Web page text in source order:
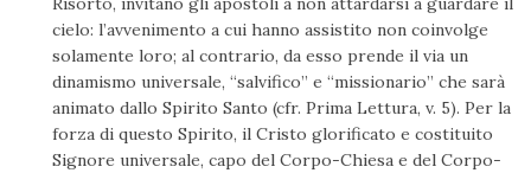
cielo: l’avvenimento a cui hanno assistito non coinvolge
solamente loro; al contrario, da esso prende il via un
dinamismo universale, “salvifico” e “missionario” che sarà
animato dallo Spirito Santo (cfr. Prima Lettura, v. 5). Per la
forza di questo Spirito, il Cristo glorificato e costituito
Signore universale, capo del Corpo-Chiesa e del Corpo-